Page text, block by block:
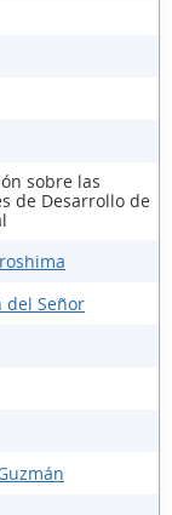
sobre las
de Desarrollo de
del Señor